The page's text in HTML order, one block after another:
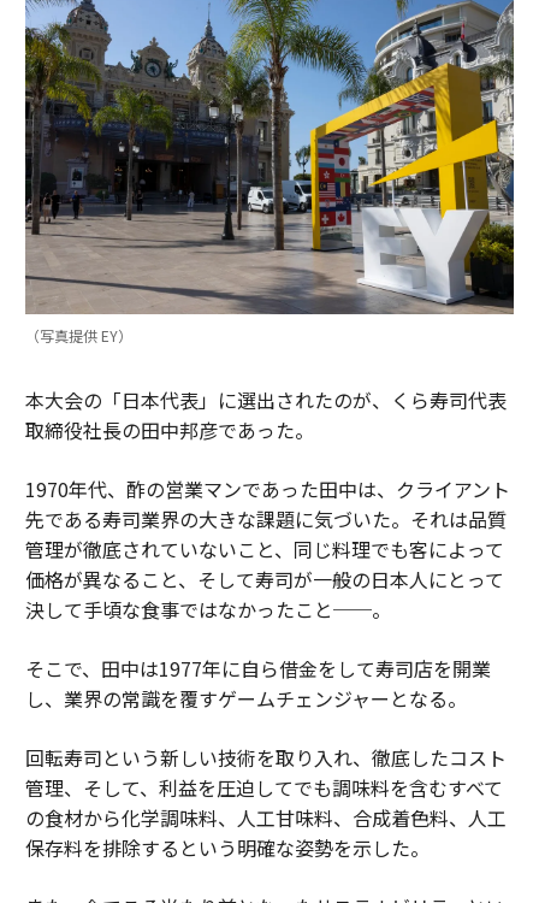
（写真提供 EY）
本大会の「日本代表」に選出されたのが、くら寿司代表
取締役社長の田中邦彦であった。
1970年代、酢の営業マンであった田中は、クライアント
先である寿司業界の大きな課題に気づいた。それは品質
管理が徹底されていないこと、同じ料理でも客によって
価格が異なること、そして寿司が一般の日本人にとって
決して手頃な食事ではなかったこと──。
そこで、田中は1977年に自ら借金をして寿司店を開業
し、業界の常識を覆すゲームチェンジャーとなる。
回転寿司という新しい技術を取り入れ、徹底したコスト
管理、そして、利益を圧迫してでも調味料を含むすべて
の食材から化学調味料、人工甘味料、合成着色料、人工
保存料を排除するという明確な姿勢を示した。